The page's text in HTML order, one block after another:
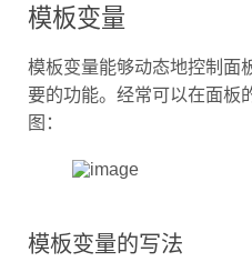
模板变量
模板变量能够动态地控制面
要的功能。经常可以在面板
图：
模板变量的写法